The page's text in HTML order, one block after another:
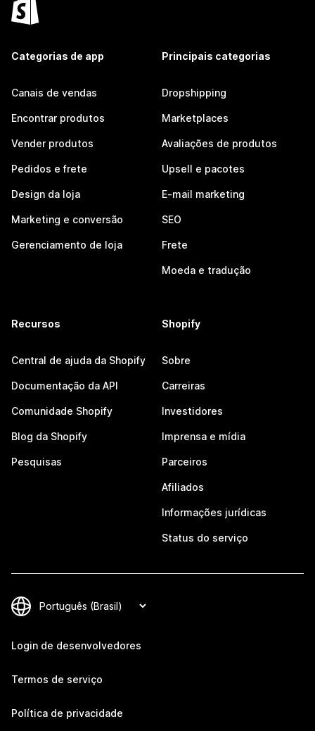
Categorias de app
Canais de vendas
Encontrar produtos
Vender produtos
Pedidos e frete
Design da loja
Marketing e conversão
Gerenciamento de loja
Principais categorias
Dropshipping
Marketplaces
Avaliações de produtos
Upsell e pacotes
E-mail marketing
SEO
Frete
Moeda e tradução
Recursos
Central de ajuda da Shopify
Documentação da API
Comunidade Shopify
Blog da Shopify
Pesquisas
Shopify
Sobre
Carreiras
Investidores
Imprensa e mídia
Parceiros
Afiliados
Informações jurídicas
Status do serviço
Login de desenvolvedores
Termos de serviço
Política de privacidade